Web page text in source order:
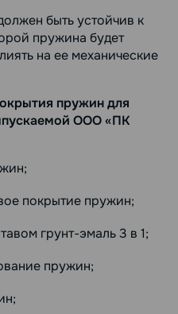
быть устойчив к
пружина будет
на ее механические
пружин для
ООО «ПК
покрытие пружин;
грунт-эмаль 3 в 1;
пружин;